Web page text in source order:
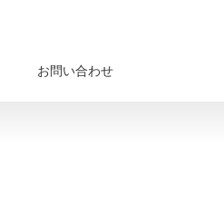
お問い合わせ